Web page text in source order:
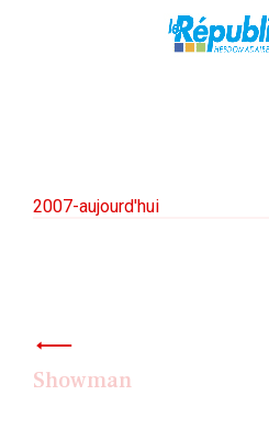
2007-aujourd'hui
de
l’article
Showman